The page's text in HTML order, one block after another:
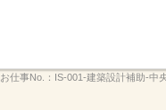
お仕事No.： IS-001-建築設計補助-中